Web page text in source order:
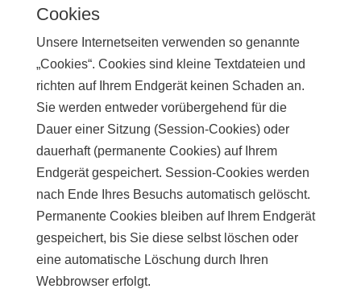
Cookies
Unsere Internetseiten verwenden so genannte
„Cookies“. Cookies sind kleine Textdateien und
richten auf Ihrem Endgerät keinen Schaden an.
Sie werden entweder vorübergehend für die
Dauer einer Sitzung (Session-Cookies) oder
dauerhaft (permanente Cookies) auf Ihrem
Endgerät gespeichert. Session-Cookies werden
nach Ende Ihres Besuchs automatisch gelöscht.
Permanente Cookies bleiben auf Ihrem Endgerät
gespeichert, bis Sie diese selbst löschen oder
eine automatische Löschung durch Ihren
Webbrowser erfolgt.